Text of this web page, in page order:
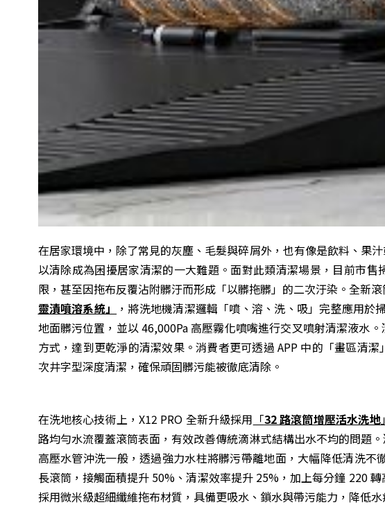
在居家環境中，除了常見的灰塵、毛髮與碎屑外，也有像是飲料、果
以清除成為困擾居家清潔的一大難題。面對此類清潔場景，目前市
限，甚至因拖布反覆沾附髒汙而形成「以髒拖髒」的二次汙染。全新
靈漬噴溶系統」
，將洗地機清潔邏輯「噴、溶、洗、吸」完整應用
地面髒污位置，並以 46,000Pa 高壓霧化噴嘴進行交叉噴射清潔液水
方式，達到更乾淨的清潔效果。消費者更可透過 APP 中的「畫區清
次井字型深度清潔，確保頑固髒污能被徹底清除。
在洗地核心技術上，X12 PRO 全新升級採用 「32 路滾筒增壓活水洗地」
路均勻水流覆蓋滾筒表面，有效改善傳統滴淋式結構出水不均的問題
高壓水管沖洗一般，透過強力水柱將髒污帶離地面，大幅降低清洗不
長滾筒，接觸面積提升 50%、清潔效率提升 25%，加上每分鐘 220
採用微米級超細纖維拖布材質，具備更吸水、鎖水與帶污能力，降低